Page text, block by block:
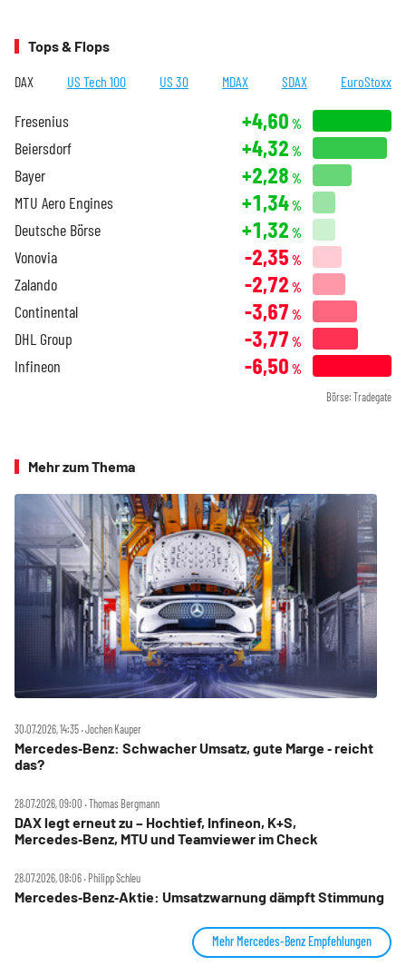
Tops & Flops
DAX US Tech 100 US 30 MDAX SDAX EuroStoxx
Fresenius +4,60 %
Beiersdorf +4,32 %
Bayer +2,28 %
MTU Aero Engines +1,34%
Deutsche Börse +1,32 %
Vonovia -2,35 %
Zalando -2,72 %
Continental -3,67 %
DHL Group -3,77 %
Infineon -6,50 %
Börse: Tradegate
Mehr zum Thema
30.07.2026, 14:35 ‧ Jochen Kauper
Mercedes‑Benz: Schwacher Umsatz, gute Marge ‑ reicht
das?
28.07.2026, 09:00 ‧ Thomas Bergmann
DAX legt erneut zu – Hochtief, Infineon, K+S,
Mercedes‑Benz, MTU und Teamviewer im Check
28.07.2026, 08:06 ‧ Philipp Schleu
Mercedes‑Benz‑Aktie: Umsatzwarnung dämpft Stimmung
Mehr Mercedes-Benz Empfehlungen